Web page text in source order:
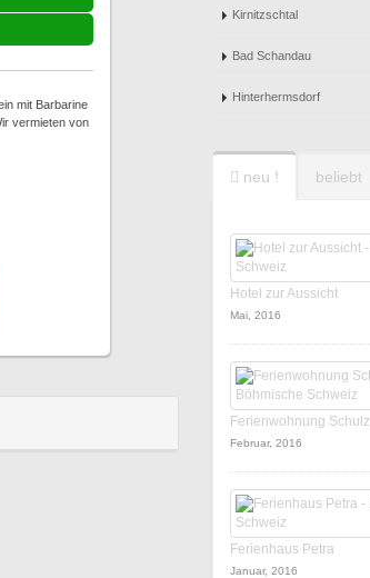
mit Barbarine
vermieten von
Kirnitzschtal
Bad Schandau
Hinterhermsdorf
neu ! beliebt
Hotel zur Aussicht
Mai, 2016
Ferienwohnung Schulz
Februar, 2016
Ferienhaus Petra
Januar, 2016